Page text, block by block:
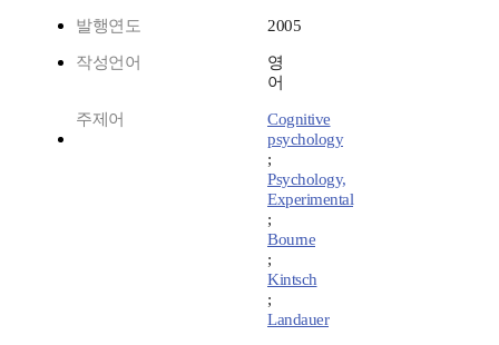
발행연도 2005
작성언어
영
어
주제어
Cognitive
psychology
;
Psychology,
Experimental
;
Bourne
;
Kintsch
;
Landauer